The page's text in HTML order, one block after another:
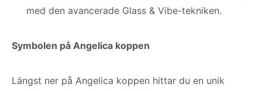
med den avancerade Glass & Vibe-tekniken.
Symbolen på Angelica koppen
Längst ner på Angelica koppen hittar du en unik